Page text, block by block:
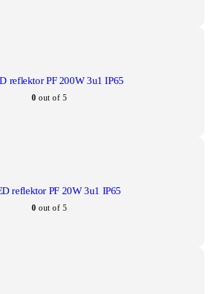
reflektor PF 200W 3u1 IP65
0 out of 5
reflektor PF 20W 3u1 IP65
0 out of 5